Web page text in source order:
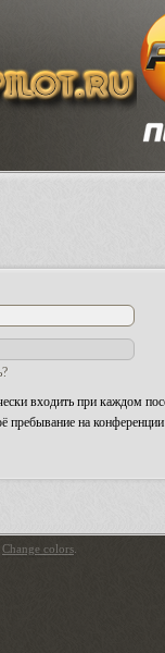
входить при каждом
пребывание на конференции
Change colors